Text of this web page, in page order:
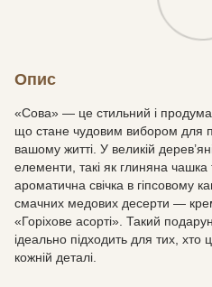
Опис
«Сова» — це стильний і
що стане чудовим вибором для
вашому житті. У великій
елементи, такі як глиняна чашка
ароматична свічка в гіпсовому
смачних медових десерти —
«Горіхове асорті». Такий
ідеально підходить для тих, хто
кожній деталі.